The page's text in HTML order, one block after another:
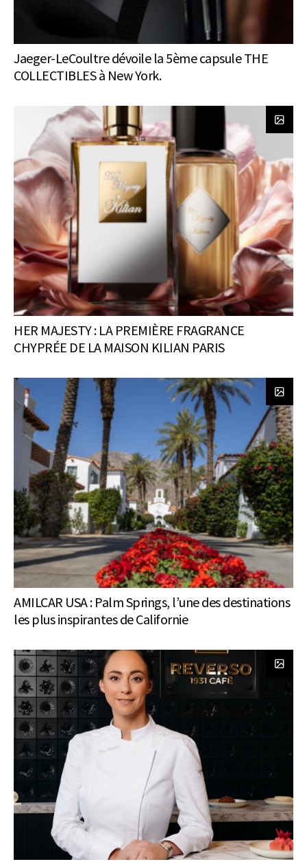
Jaeger-LeCoultre dévoile la 5ème capsule THE
COLLECTIBLES à New York.
HER MAJESTY : LA PREMIÈRE FRAGRANCE
CHYPRÉE DE LA MAISON KILIAN PARIS
AMILCAR USA : Palm Springs, l’une des destinations
les plus inspirantes de Californie